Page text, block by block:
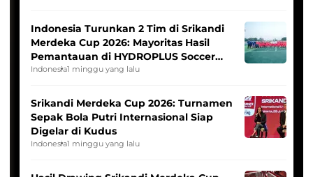
Indonesia Turunkan 2 Tim di Srikandi
Merdeka Cup 2026: Mayoritas Hasil
Pemantauan di HYDROPLUS Soccer
League
Indonesia1 minggu yang lalu
Srikandi Merdeka Cup 2026: Turnamen
Sepak Bola Putri Internasional Siap
Digelar di Kudus
Indonesia1 minggu yang lalu